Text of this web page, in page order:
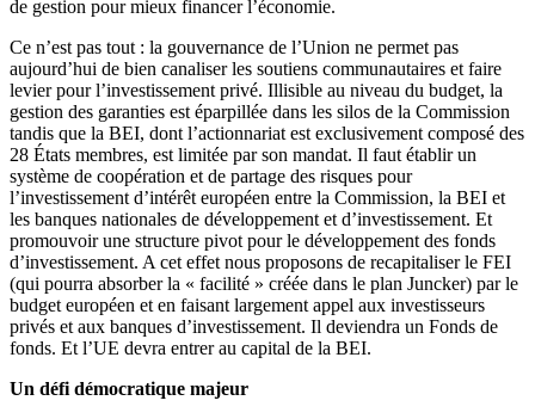
de gestion pour mieux financer l’économie.
Ce n’est pas tout : la gouvernance de l’Union ne permet pas
aujourd’hui de bien canaliser les soutiens communautaires et faire
levier pour l’investissement privé. Illisible au niveau du budget, la
gestion des garanties est éparpillée dans les silos de la Commission
tandis que la BEI, dont l’actionnariat est exclusivement composé des
28 États membres, est limitée par son mandat. Il faut établir un
système de coopération et de partage des risques pour
l’investissement d’intérêt européen entre la Commission, la BEI et
les banques nationales de développement et d’investissement. Et
promouvoir une structure pivot pour le développement des fonds
d’investissement. A cet effet nous proposons de recapitaliser le FEI
(qui pourra absorber la « facilité » créée dans le plan Juncker) par le
budget européen et en faisant largement appel aux investisseurs
privés et aux banques d’investissement. Il deviendra un Fonds de
fonds. Et l’UE devra entrer au capital de la BEI.
Un défi démocratique majeur